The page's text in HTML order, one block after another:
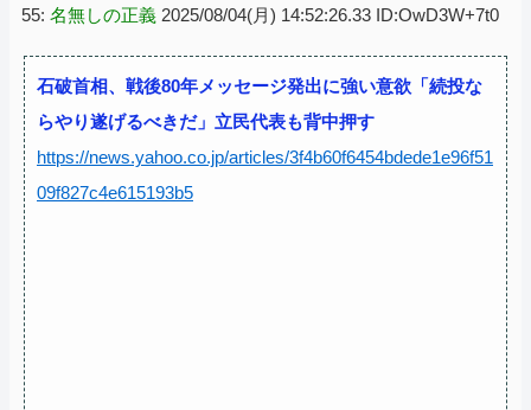
55: 名無しの正義 2025/08/04(月) 14:52:26.33 ID:OwD3W+7t0
石破首相、戦後80年メッセージ発出に強い意欲「続投な
らやり遂げるべきだ」立民代表も背中押す
https://news.yahoo.co.jp/articles/3f4b60f6454bdede1e96f51
09f827c4e615193b5